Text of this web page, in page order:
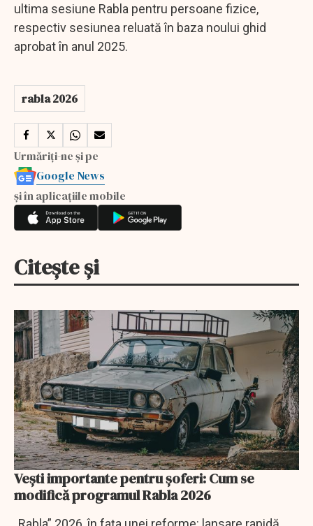
ultima sesiune Rabla pentru persoane fizice,
respectiv sesiunea reluată în baza noului ghid
aprobat în anul 2025.
rabla 2026
Urmăriți-ne și pe
Google News
și în aplicațiile mobile
Citește și
Vești importante pentru șoferi: Cum se
modifică programul Rabla 2026